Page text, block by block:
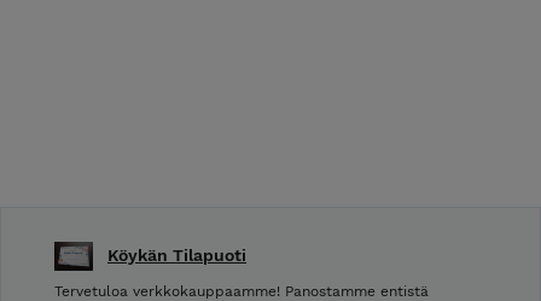
Köykän Tilapuoti
Tervetuloa verkkokauppaamme! Panostamme entistä